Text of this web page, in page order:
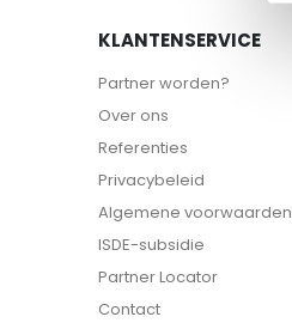
KLANTENSERVICE
Partner worden?
Over ons
Referenties
Privacybeleid
Algemene voorwaarden
ISDE-subsidie
Partner Locator
Contact